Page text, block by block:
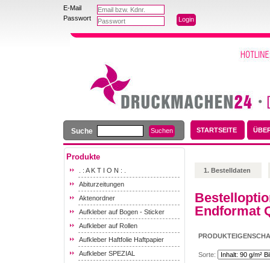
E-Mail
Passwort
Suche STARTSEITE
Produkte
. : A K T I O N : .
Abiturzeitungen
Aktenordner
Aufkleber auf Bogen - Sticker
Aufkleber auf Rollen
Aufkleber Haftfolie Haftpapier
Aufkleber SPEZIAL
1. Bestelldaten
Endformat
Sorte: